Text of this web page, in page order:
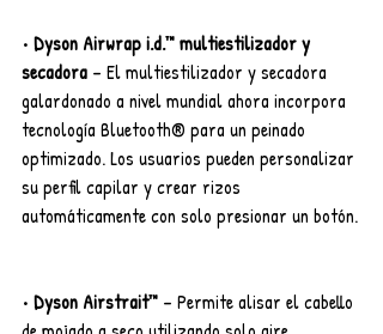
• Dyson Airwrap i.d.™ multiestilizador y
secadora – El multiestilizador y secadora
galardonado a nivel mundial ahora incorpora
tecnología Bluetooth® para un peinado
optimizado. Los usuarios pueden personalizar
su perfil capilar y crear rizos
automáticamente con solo presionar un botón.
• Dyson Airstrait™ – Permite alisar el cabello